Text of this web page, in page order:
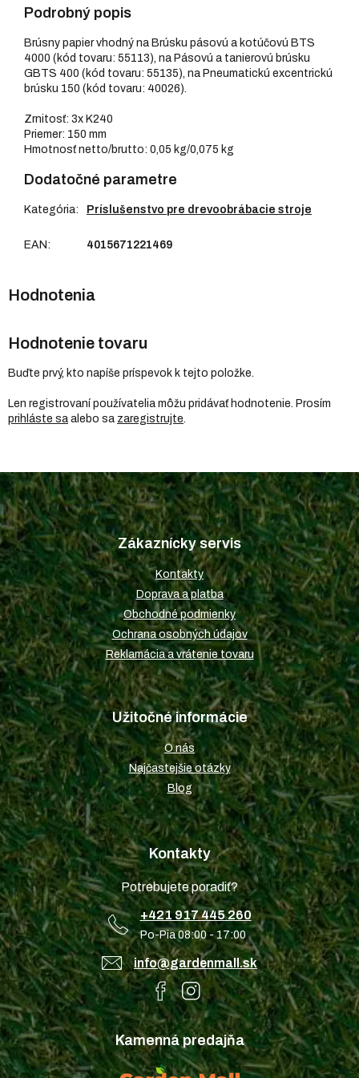
Podrobný popis
Brúsny papier vhodný na Brúsku pásovú a kotúčovú BTS
4000 (kód tovaru: 55113), na Pásovú a tanierovú brúsku
GBTS 400 (kód tovaru: 55135), na Pneumatickú excentrickú
brúsku 150 (kód tovaru: 40026).
Zrnitosť: 3x K240
Priemer: 150 mm
Hmotnosť netto/brutto: 0,05 kg/0,075 kg
Dodatočné parametre
Kategória: Príslušenstvo pre drevoobrábacie stroje
EAN : 4015671221469
Hodnotenie tovaru
Buďte prvý, kto napíše príspevok k tejto položke.
Len registrovaní používatelia môžu pridávať hodnotenie. Prosím
prihláste sa alebo sa zaregistrujte
Z
á
p
ä
t
i
e
Zákaznícky servis
Kontakty
Doprava a platba
Obchodné podmienky
Ochrana osobných údajov
Reklamácia a vrátenie tovaru
Užitočné informácie
O nás
Najčastejšie otázky
Blog
Kontakty
Potrebujete poradiť?
+421 917 445 260
Po-Pia 08:00 - 17:00
info@gardenmall.sk
Kamenná predajňa